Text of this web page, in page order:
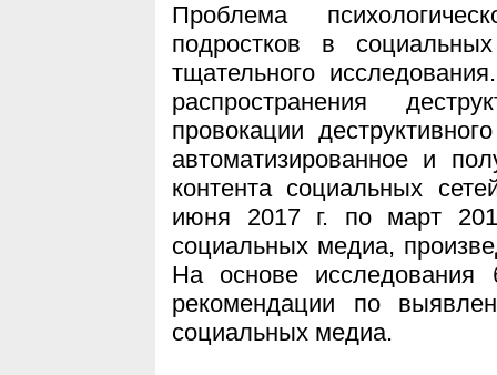
Проблема
подростков в
тщательного
распространения
провокации
автоматизированное и
контента социальных
июня 2017 г. по март
социальных медиа,
На основе исследования
рекомендации по
социальных медиа.